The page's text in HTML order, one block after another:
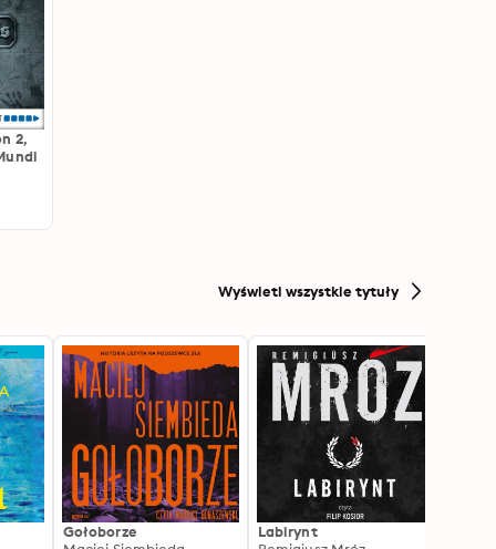
2,
Wyświetl wszystkie tytuły
Gołoborze
Labirynt